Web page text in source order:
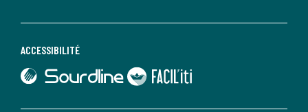
ACCESSIBILITÉ
lien vers Sourdline
lien vers Faciliti